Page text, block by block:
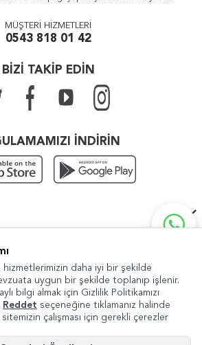
MÜŞTERİ HİZMETLERİ
0543 818 01 42
BİZİ TAKİP EDİN
İNDİRİN
hizmetlerimizin daha iyi bir şekilde
uygun bir şekilde toplanıp işlenir.
bilgi almak için Gizlilik Politikamızı
Reddet seçeneğine tıklamanız halinde
çalışması için gerekli çerezler